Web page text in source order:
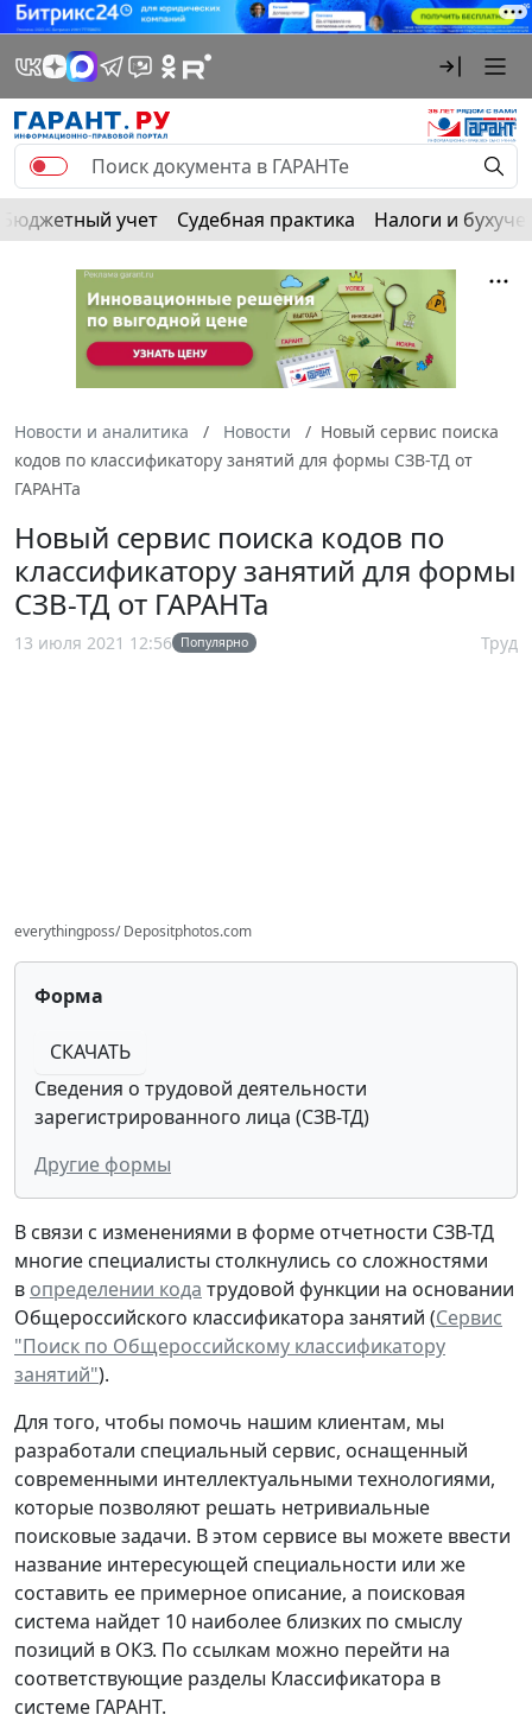
Бюджетный учет Судебная практика Налоги и
Новости и аналитика Новости
Новый сервис поиска
кодов по классификатору занятий для формы СЗВ-ТД от
ГАРАНТа
Новый сервис поиска кодов по
классификатору занятий для формы
СЗВ-ТД от ГАРАНТа
13 июля 2021 12:56 Популярно Труд
everythingposs/ Depositphotos.com
Форма
СКАЧАТЬ
Сведения о трудовой деятельности
зарегистрированного лица (СЗВ-ТД)
Другие формы
В связи с изменениями в форме отчетности СЗВ-ТД
многие специалисты столкнулись со сложностями
в определении кода трудовой функции на основании
Общероссийского классификатора занятий (Сервис
"Поиск по Общероссийскому классификатору
занятий").
Для того, чтобы помочь нашим клиентам, мы
разработали специальный сервис, оснащенный
современными интеллектуальными технологиями,
которые позволяют решать нетривиальные
поисковые задачи. В этом сервисе вы можете ввести
название интересующей специальности или же
составить ее примерное описание, а поисковая
система найдет 10 наиболее близких по смыслу
позиций в ОКЗ. По ссылкам можно перейти на
соответствующие разделы Классификатора в
системе ГАРАНТ.